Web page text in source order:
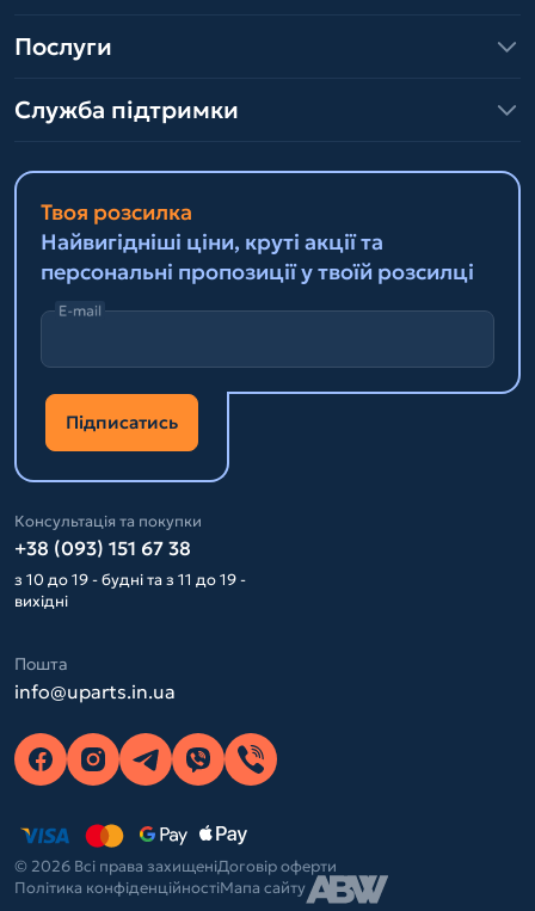
Послуги
Служба підтримки
Твоя розсилка
Найвигідніші ціни, круті акції та
персональні пропозиції у твоїй розсилці
E-mail
Підписатись
Консультація та покупки
+38 (093) 151 67 38
з 10 до 19 - будні та з 11 до 19 -
вихідні
Пошта
info@uparts.in.ua
© 2026 Всі права захищеніДоговір оферти
Політика конфіденційностіМапа сайту